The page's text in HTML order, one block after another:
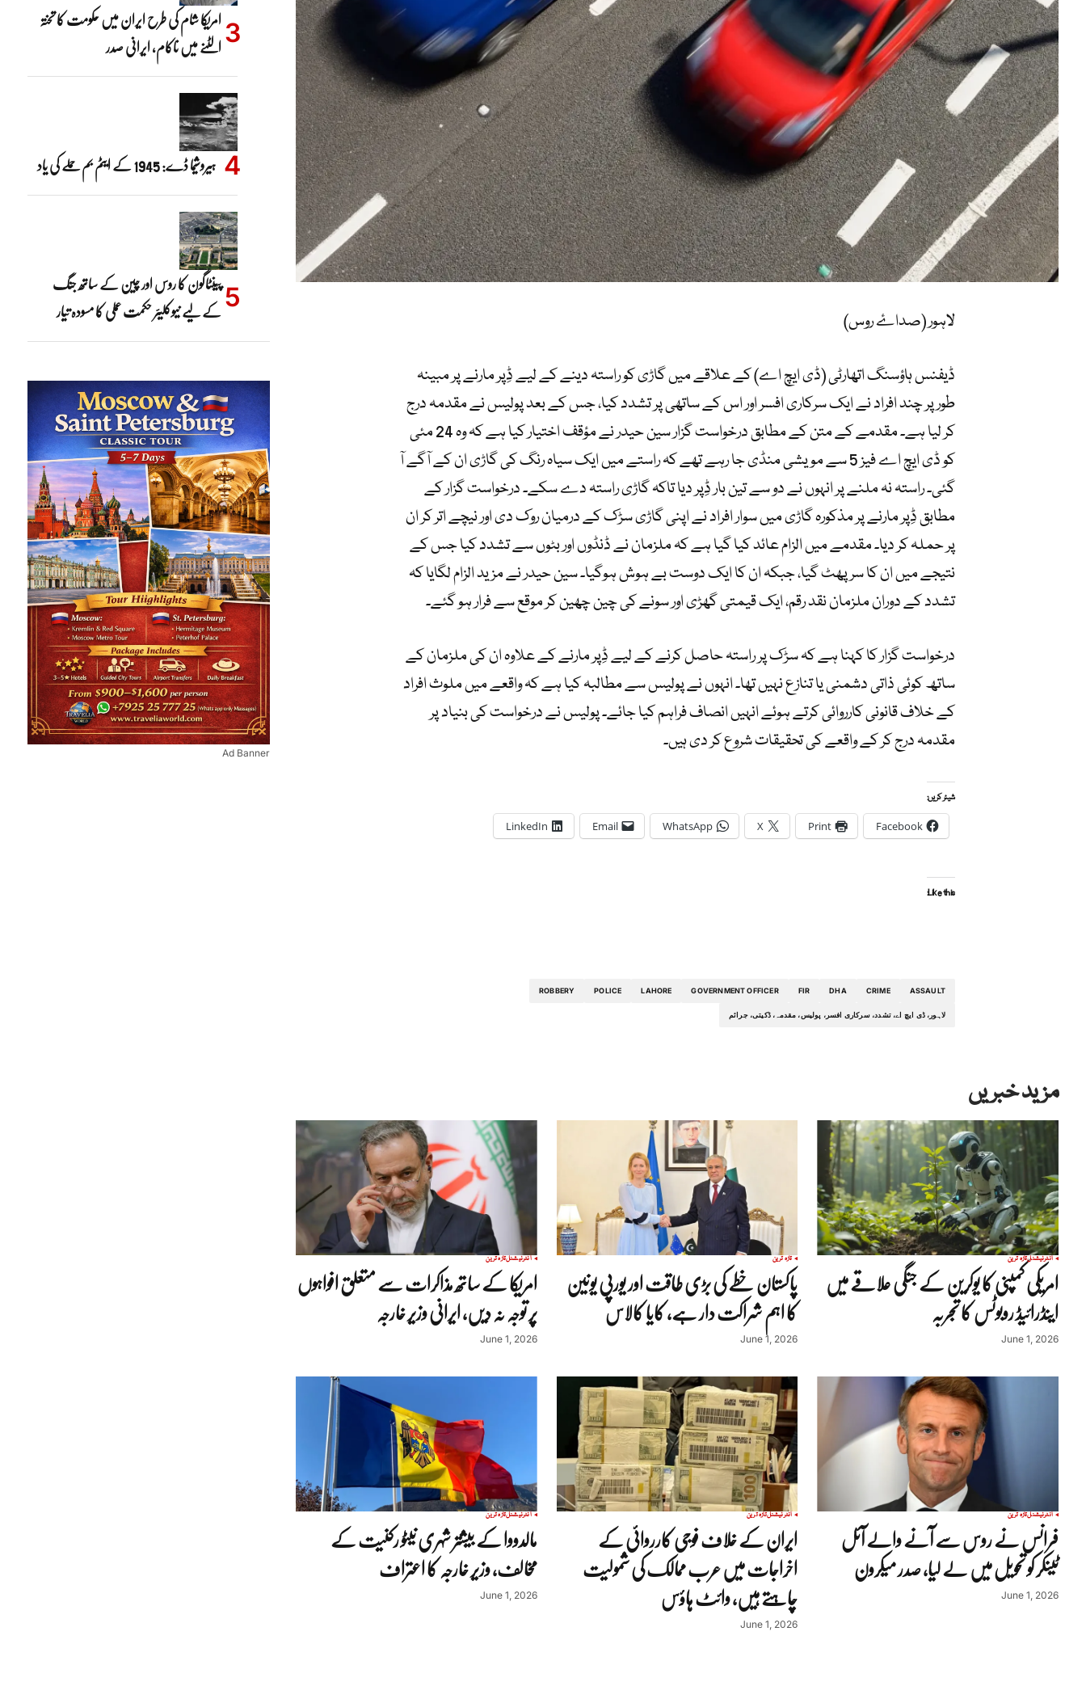
لاہور (صداۓ روس)
ڈیفنس ہاؤسنگ اتھارٹی (ڈی ایچ اے) کے علاقے میں گاڑی کو راستہ دینے کے لیے ڈِپر مارنے پر مبینہ
طور پر چند افراد نے ایک سرکاری افسر اور اس کے ساتھی پر تشدد کیا، جس کے بعد پولیس نے مقدمہ درج
کر لیا ہے۔ مقدمے کے متن کے مطابق درخواست گزار سین حیدر نے مؤقف اختیار کیا ہے کہ وہ 24 مئی
کو ڈی ایچ اے فیز 5 سے مویشی منڈی جا رہے تھے کہ راستے میں ایک سیاہ رنگ کی گاڑی ان کے آگے آ
گئی۔ راستہ نہ ملنے پر انہوں نے دو سے تین بار ڈِپر دیا تاکہ گاڑی راستہ دے سکے۔ درخواست گزار کے
مطابق ڈِپر مارنے پر مذکورہ گاڑی میں سوار افراد نے اپنی گاڑی سڑک کے درمیان روک دی اور نیچے اتر کر ان
پر حملہ کر دیا۔ مقدمے میں الزام عائد کیا گیا ہے کہ ملزمان نے ڈنڈوں اور بٹوں سے تشدد کیا جس کے
نتیجے میں ان کا سر پھٹ گیا، جبکہ ان کا ایک دوست بے ہوش ہوگیا۔ سین حیدر نے مزید الزام لگایا کہ
تشدد کے دوران ملزمان نقد رقم، ایک قیمتی گھڑی اور سونے کی چین چھین کر موقع سے فرار ہو گئے۔
درخواست گزار کا کہنا ہے کہ سڑک پر راستہ حاصل کرنے کے لیے ڈِپر مارنے کے علاوہ ان کی ملزمان کے
ساتھ کوئی ذاتی دشمنی یا تنازع نہیں تھا۔ انہوں نے پولیس سے مطالبہ کیا ہے کہ واقعے میں ملوث افراد
کے خلاف قانونی کارروائی کرتے ہوئے انہیں انصاف فراہم کیا جائے۔ پولیس نے درخواست کی بنیاد پر
مقدمہ درج کر کے واقعے کی تحقیقات شروع کر دی ہیں۔
شیئر کریں:
Facebook
Print
X
WhatsApp
Email
LinkedIn
Like this:
ASSAULT
CRIME
DHA
FIR
GOVERNMENT OFFICER
LAHORE
POLICE
ROBBERY
لاہور، ڈی ایچ اے، تشدد، سرکاری افسر، پولیس، مقدمہ، ڈکیتی، جرائم
مزید خبریں
انٹرنیشنلتازہ ترین
امریکی کمپنی کا یوکرین کے جنگی علاقے میں
اینڈرائیڈ روبوٹس کا تجربہ
June 1, 2026
تازہ ترین
پاکستان خطے کی بڑی طاقت اور یورپی یونین
کا اہم شراکت دار ہے، کایا کالاس
June 1, 2026
انٹرنیشنلتازہ ترین
امریکا کے ساتھ مذاکرات سے متعلق افواہوں
پر توجہ نہ دیں، ایرانی وزیر خارجہ
June 1, 2026
انٹرنیشنلتازہ ترین
فرانس نے روس سے آنے والے آئل
ٹینکر کو تحویل میں لے لیا، صدر میکرون
June 1, 2026
انٹرنیشنلتازہ ترین
ایران کے خلاف فوجی کارروائی کے
اخراجات میں عرب ممالک کی شمولیت
چاہتے ہیں، وائٹ ہاؤس
June 1, 2026
انٹرنیشنلتازہ ترین
مالدووا کے بیشتر شہری نیٹو رکنیت کے
مخالف، وزیر خارجہ کا اعتراف
June 1, 2026
امریکا شام کی طرح ایران میں حکومت کا تختہ
الٹنے میں ناکام، ایرانی صدر
ہیروشیما ڈے: 1945 کے ایٹم بم حملے کی یاد
پینٹاگون کا روس اور چین کے ساتھ جنگ
کے لیے نیوکلیئر حکمت عملی کا مسودہ تیار
Ad Banner